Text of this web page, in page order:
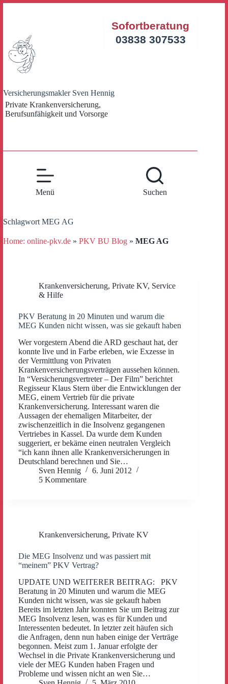
Versicherungsmakler Sven Hennig
Private Krankenversicherung,
Berufsunfähigkeit und Vorsorge
Sofortberatung
03838 307533
Menü Suchen
Schlagwort MEG AG
Home: online-pkv.de » PKV BU Blog » MEG AG
Krankenversicherung, Private KV, Service
& Hilfe
PKV Beratung in 20 Minuten und warum die
MEG Kunden nicht wissen, was sie gekauft haben
Wer vorgestern Abend die ARD geschaut hat, der
konnte live und in Farbe erleben, wie Exzesse in
der Vermittlung von Privaten
Krankenversicherungsverträgen aussehen können.
In “Versicherungsvertreter – Der Film” berichtet
Regisseur Klaus Stern über die Entwicklungen der
MEG, einem Vertrieb für die private
Krankenversicherung. Interessant waren die
Aussagen der ehemaligen Mitarbeiter, der
zwischenzeitlich in die Insolvenz gegangenen
Vertriebes in Kassel. Da wurde dem Kunden
suggeriert, er bekäme einen neutralen Vergleich
“ich kann ihnen alle Krankenversicherungen in
Deutschland berechnen und Sie…
Sven Hennig
6. Juni 2012
5 Kommentare
Krankenversicherung, Private KV
Die MEG Insolvenz und was passiert mit
“meinem” PKV Vertrag?
UPDATE UND WEITERER BEITRAG: PKV
Beratung in 20 Minuten und warum die MEG
Kunden nicht wissen, was sie gekauft haben
Bereits im letzten Jahr konnten Sie um Beitrag zur
MEG Insolvenz lesen, was es für Kunden und
Interessenten bedeutet. In letzter zeit häufen sich
die Anfragen, denn nun haben einige der Verträge
begonnen. Meist zum 1. Januar erfolgte der
Wechsel in die Private Krankenversicherung und
viele der MEG Kunden haben Fragen und
Probleme und wissen nicht an wen Sie…